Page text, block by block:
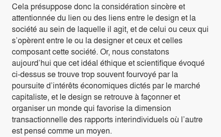
Cela présuppose donc la considération sincère et
attentionnée du lien ou des liens entre le design et la
société au sein de laquelle il agit, et de celui ou ceux qui
s’opèrent entre le ou la designer et ceux et celles
composant cette société. Or, nous constatons
aujourd’hui que cet idéal éthique et scientifique évoqué
ci-dessus se trouve trop souvent fourvoyé par la
poursuite d’intérêts économiques dictés par le marché
capitaliste, et le design se retrouve à façonner et
organiser un monde qui favorise la dimension
transactionnelle des rapports interindividuels où l’autre
est pensé comme un moyen.